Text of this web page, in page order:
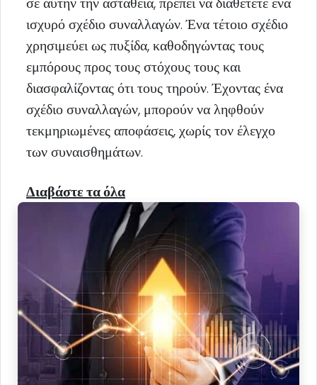
ισχυρό σχέδιο συναλλαγών. Ένα τέτοιο σχέδιο
χρησιμεύει ως πυξίδα, καθοδηγώντας τους
εμπόρους προς τους στόχους τους και
διασφαλίζοντας ότι τους τηρούν. Έχοντας ένα
σχέδιο συναλλαγών, μπορούν να ληφθούν
τεκμηριωμένες αποφάσεις, χωρίς τον έλεγχο
των συναισθημάτων.
Διαβάστε τα όλα